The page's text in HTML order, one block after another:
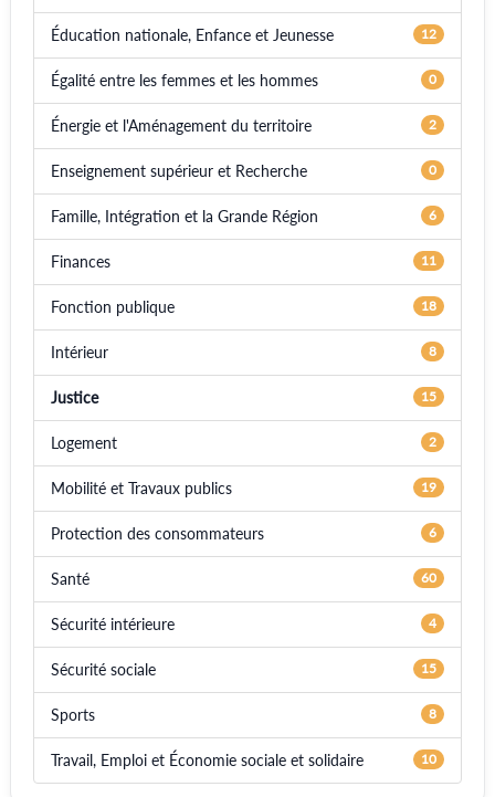
Éducation nationale, Enfance et Jeunesse 12
Égalité entre les femmes et les hommes 0
Énergie et l'Aménagement du territoire 2
Enseignement supérieur et Recherche 0
Famille, Intégration et la Grande Région 6
Finances 11
Fonction publique 18
Intérieur 8
Justice 15
Logement 2
Mobilité et Travaux publics 19
Protection des consommateurs 6
Santé 60
Sécurité intérieure 4
Sécurité sociale 15
Sports 8
Travail, Emploi et Économie sociale et solidaire 10